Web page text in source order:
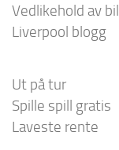
Vedlikehold av bil
Liverpool blogg
Ut på tur
Spille spill gratis
Laveste rente